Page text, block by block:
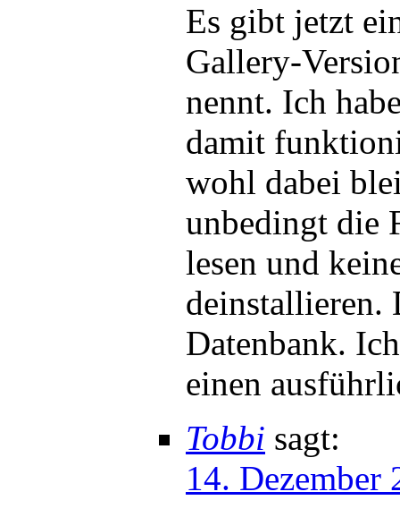
Es gibt jetzt
Gallery-
nennt. Ich
damit
wohl dabei
unbedingt die
lesen und
deinstallieren.
Datenbank.
einen
Tobbi sagt:
14. Dezember